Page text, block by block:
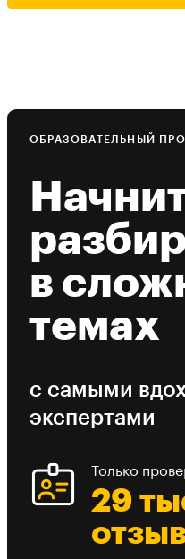
ОБРАЗОВАТЕЛЬНЫЙ
в
темах
с самыми
экспертами
Только
29